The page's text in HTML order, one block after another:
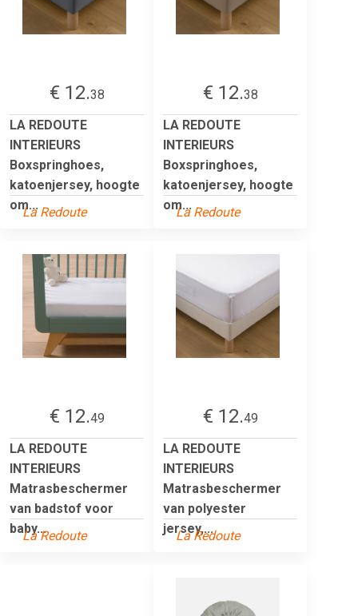
€ 12.38
LA REDOUTE
INTERIEURS
Boxspringhoes,
katoenjersey, hoogte
om...La Redoute
€ 12.38
LA REDOUTE
INTERIEURS
Boxspringhoes,
katoenjersey, hoogte
om...La Redoute
€ 12.49
LA REDOUTE
INTERIEURS
Matrasbeschermer
van badstof voor
baby...
La Redoute
€ 12.49
LA REDOUTE
INTERIEURS
Matrasbeschermer
van polyester
jersey,...
La Redoute